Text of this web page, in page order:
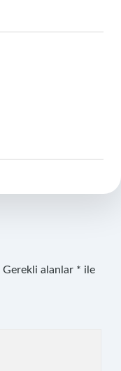
Gerekli alanlar * ile